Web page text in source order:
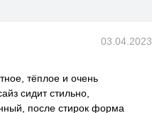
03.04.2023
тёплое и очень
сидит стильно,
после стирок форма